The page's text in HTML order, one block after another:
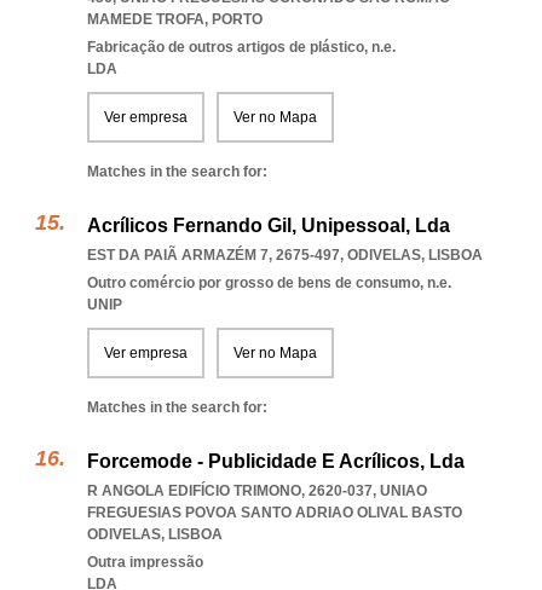
MAMEDE TROFA, PORTO
Fabricação de outros artigos de plástico, n.e.
LDA
Ver empresa Ver no Mapa
Matches in the search for:
Acrílicos Fernando Gil, Unipessoal, Lda
EST DA PAIÃ ARMAZÉM 7, 2675-497, ODIVELAS, LISBOA
Outro comércio por grosso de bens de consumo, n.e.
UNIP
Ver empresa Ver no Mapa
Matches in the search for:
Forcemode - Publicidade E Acrílicos, Lda
R ANGOLA EDIFÍCIO TRIMONO, 2620-037, UNIAO
FREGUESIAS POVOA SANTO ADRIAO OLIVAL BASTO
ODIVELAS, LISBOA
Outra impressão
LDA